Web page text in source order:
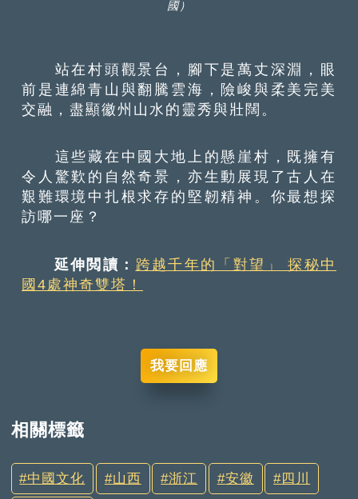
國）
站在村頭觀景台，腳下是萬丈深淵，眼
前是連綿青山與翻騰雲海，險峻與柔美完美
交融，盡顯徽州山水的靈秀與壯闊。
這些藏在中國大地上的懸崖村，既擁有
令人驚歎的自然奇景，亦生動展現了古人在
艱難環境中扎根求存的堅韌精神。你最想探
訪哪一座？
延伸閲讀： 跨越千年的「對望」 探秘中
國4處神奇雙塔！
我要回應
相關標籤
中國文化 山西 浙江 安徽 四川